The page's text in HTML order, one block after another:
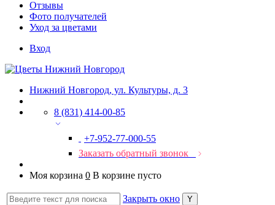
Отзывы
Фото получателей
Уход за цветами
Вход
Нижний Новгород, ул. Культуры, д. 3
8 (831) 414-00-85
+7-952-77-000-55
Заказать обратный звонок
Моя корзина 0 В корзине пусто
Закрыть окно